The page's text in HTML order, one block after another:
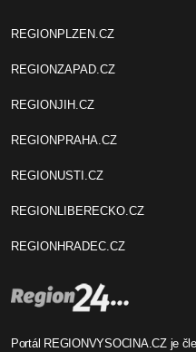
REGIONPLZEN.CZ
REGIONZAPAD.CZ
REGIONJIH.CZ
REGIONPRAHA.CZ
REGIONUSTI.CZ
REGIONLIBERECKO.CZ
REGIONHRADEC.CZ
Portál REGIONVYSOCINA.CZ je